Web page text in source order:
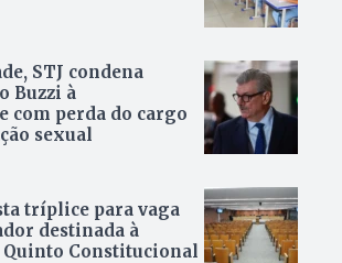
STJ condena
Buzzi à
com perda do cargo
sexual
tríplice para vaga
destinada à
Quinto Constitucional